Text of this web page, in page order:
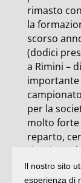
rimasto
la
scorso
(dodici
a Rimini –
importante
per la
molto
reparto,
riuscire a
seconda
tecnico
Il nostro sito
esperienza di